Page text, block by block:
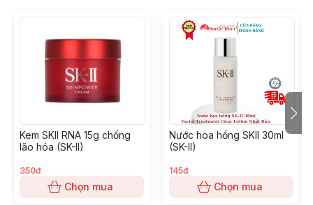
Kem SKII RNA 15g chống
lão hóa (SK-II)
350đ
Chọn mua
Nước hoa hồng SKII 30ml
(SK-II)
145đ
Chọn mua